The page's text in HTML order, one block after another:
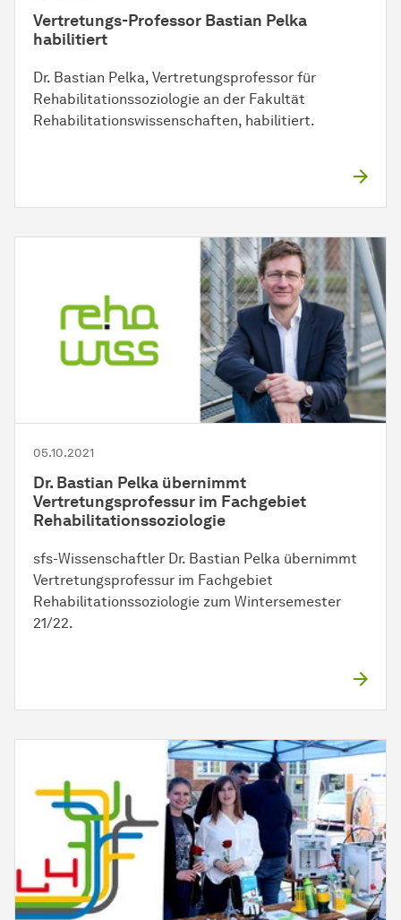
Vertretungs-Professor Bastian Pelka
habilitiert
Dr. Bastian Pelka, Vertretungsprofessor für
Rehabilitationssoziologie an der Fakultät
Rehabilitationswissenschaften, habilitiert.
05.10.2021
Dr. Bastian Pelka übernimmt
Vertretungsprofessur im Fachgebiet
Rehabilitationssoziologie
sfs-Wissenschaftler Dr. Bastian Pelka übernimmt
Vertretungsprofessur im Fach­ge­biet
Rehabilitationssoziologie zum Win­ter­se­mes­ter
21/22.